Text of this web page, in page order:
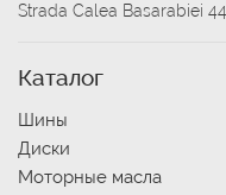
Strada Calea Basarabiei 44
Каталог
Шины
Диски
Моторные масла